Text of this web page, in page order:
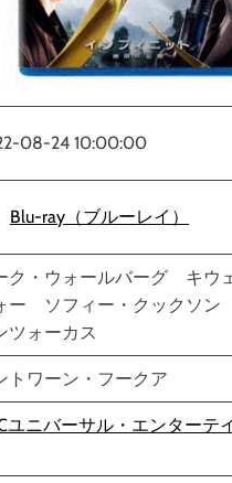
08-24 10:00:00
Blu-ray（ブルーレイ）
ク・ウォールバーグ キウ
ー ソフィー・クックソン
ツォーカス
トワーン・フークア
ユニバーサル・エンターテ